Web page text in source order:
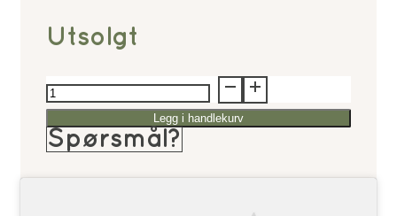
Utsolgt
IDUN
Minerals
Mineral
Legg i handlekurv
Spørsmål?